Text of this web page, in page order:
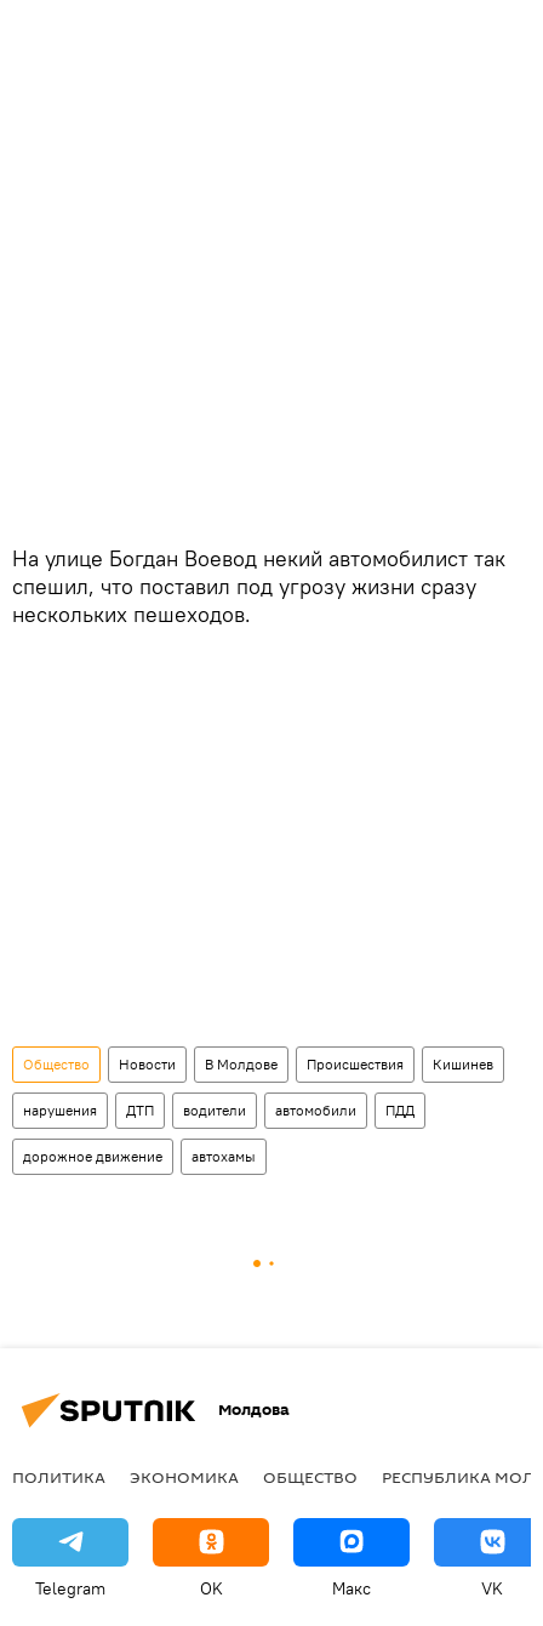
На улице Богдан Воевод некий автомобилист так
спешил, что поставил под угрозу жизни сразу
нескольких пешеходов.
Общество Новости В Молдове Происшествия Кишинев
нарушения ДТП водители автомобили ПДД
дорожное движение автохамы
Молдова
ПОЛИТИКА ЭКОНОМИКА ОБЩЕСТВО РЕСПУБЛИКА
Telegram OK Макс VK